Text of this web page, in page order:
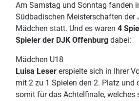
Am Samstag und Sonntag fanden
Südbadischen Meisterschaften der
Mädchen statt. Und es waren 4
Spieler der DJK Offenburg dabei:
Mädchen U18
Luisa Leser erspielte sich in Ihrer
mit 2 zu 1 Spielen den 2. Platz und
somit für das Achtelfinale, welches